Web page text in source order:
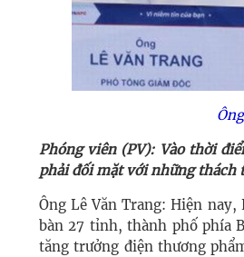
Phóng viên (PV): Vào thời
phải đối mặt với những thách
Ông Lê Văn Trang: Hiện
bàn 27 tỉnh, thành phố phía
tăng trưởng điện thương